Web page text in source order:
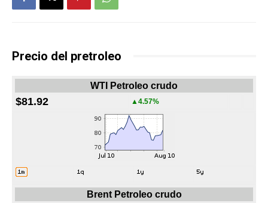
Precio del pretroleo
WTI Petroleo crudo
$81.92 ▲4.57%
Brent Petroleo crudo